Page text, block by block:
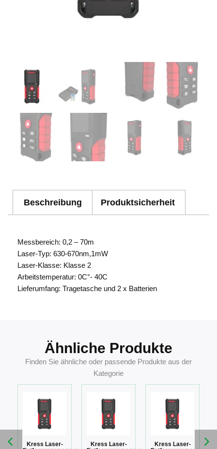
Beschreibung Produktsicherheit
Messbereich: 0,2 – 70m
Laser-Typ: 630-670nm,1mW
Laser-Klasse: Klasse 2
Arbeitstemperatur: 0C°- 40C
Lieferumfang: Tragetasche und 2 x Batterien
Ähnliche Produkte
Finden Sie ähnliche oder passende Produkte aus der
Kategorie
Kress Laser-
Kress Laser-
Kress Laser-